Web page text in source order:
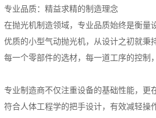
专业品质：精益求精的制造理念
在抛光机制造领域，专业品质始终是衡量
优质的小型气动抛光机，从设计之初就秉
每一个零部件的选材，每一道工序的控制
专业制造商不仅注重设备的基础性能，更
符合人体工程学的把手设计，有效减轻操